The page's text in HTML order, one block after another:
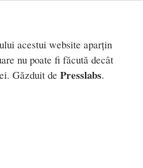
acestui website aparțin
nu poate fi făcută decât
Găzduit de Presslabs.